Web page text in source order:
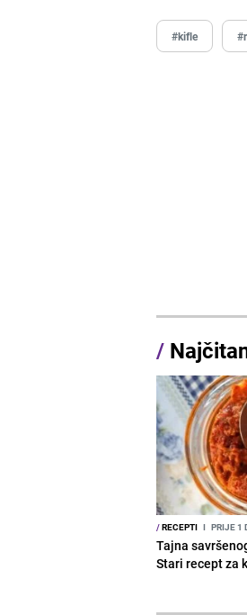
#kifle
/
/RECEPTI I PRIJE 1
Tajna
Stari recept za